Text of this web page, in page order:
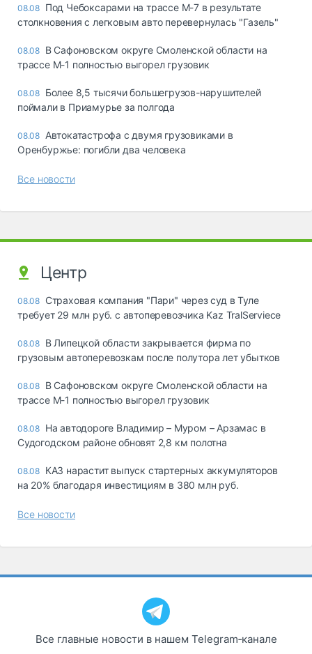
08.08 Под Чебоксарами на трассе М-7 в результате
столкновения с легковым авто перевернулась "Газель"
08.08 В Сафоновском округе Смоленской области на
трассе М-1 полностью выгорел грузовик
08.08 Более 8,5 тысячи большегрузов-нарушителей
поймали в Приамурье за полгода
08.08 Автокатастрофа с двумя грузовиками в
Оренбуржье: погибли два человека
Все новости
Центр
08.08 Страховая компания "Пари" через суд в Туле
требует 29 млн руб. с автоперевозчика Kaz TralServiece
08.08 В Липецкой области закрывается фирма по
грузовым автоперевозкам после полутора лет убытков
08.08 В Сафоновском округе Смоленской области на
трассе М-1 полностью выгорел грузовик
08.08 На автодороге Владимир – Муром – Арзамас в
Судогодском районе обновят 2,8 км полотна
08.08 КАЗ нарастит выпуск стартерных аккумуляторов
на 20% благодаря инвестициям в 380 млн руб.
Все новости
Все главные новости в нашем Telegram‑канале